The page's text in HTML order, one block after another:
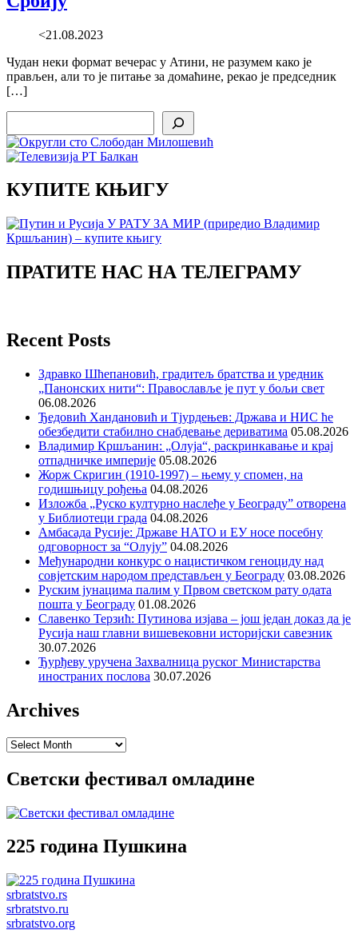
<21.08.2023
Чудан неки формат вечерас у Атини, не разумем како је
прављен, али то је питање за домаћине, рекао је председник
[…]
КУПИТЕ КЊИГУ
ПРАТИТЕ НАС НА ТЕЛЕГРАМУ
Recent Posts
Здравко Шћепановић, градитељ братства и уредник
„Панонских нити“: Православље је пут у бољи свет
06.08.2026
Ђедовић Хандановић и Тјурдењев: Држава и НИС ће
обезбедити стабилно снабдевање дериватима 05.08.2026
Владимир Кршљанин: „Олуја“, раскринкавање и крај
отпадничке империје 05.08.2026
Жорж Скригин (1910-1997) – њему у спомен, на
годишњицу рођења 04.08.2026
Изложба „Руско културно наслеђе у Београду” отворена
у Библиотеци града 04.08.2026
Амбасада Русије: Државе НАТО и ЕУ носе посебну
одговорност за “Олују” 04.08.2026
Међународни конкурс о нацистичком геноциду над
совјетским народом представљен у Београду 03.08.2026
Руским јунацима палим у Првом светском рату одата
пошта у Београду 01.08.2026
Славенко Терзић: Путинова изјава – још један доказ да је
Русија наш главни вишевековни историјски савезник
30.07.2026
Ђурђеву уручена Захвалница руског Министарства
иностраних послова 30.07.2026
Archives
Archives
Светски фестивал омладине
225 година Пушкина
srbratstvo.rs
srbratstvo.ru
srbratstvo.org